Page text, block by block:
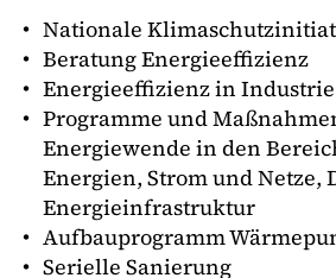
Nationale
Beratung Energieeffizienz
Energieeffizienz in
Programme und
Energiewende in den
Energien, Strom und
Energieinfrastruktur
Aufbauprogramm
Serielle Sanierung